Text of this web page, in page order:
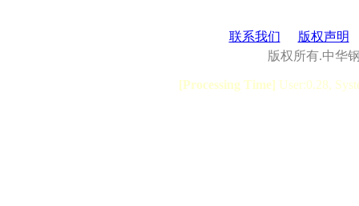
联系我们
版权声明
版权所有.中华
[Processing Time] User:0.28,